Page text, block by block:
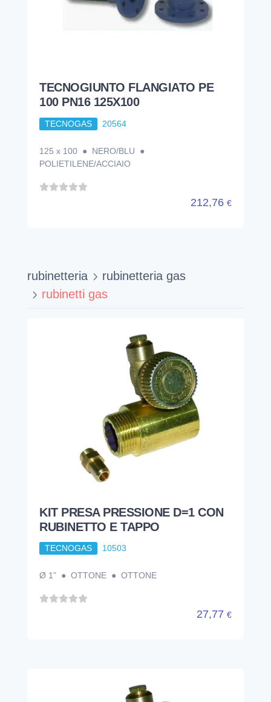
TECNOGIUNTO FLANGIATO PE
100 PN16 125X100
TECNOGAS 20564
125 x 100 ● NERO/BLU ●
POLIETILENE/ACCIAIO
212,76 €
rubinetteria
rubinetteria gas
rubinetti gas
KIT PRESA PRESSIONE D=1 CON
RUBINETTO E TAPPO
TECNOGAS 10503
Ø 1” ● OTTONE ● OTTONE
27,77 €